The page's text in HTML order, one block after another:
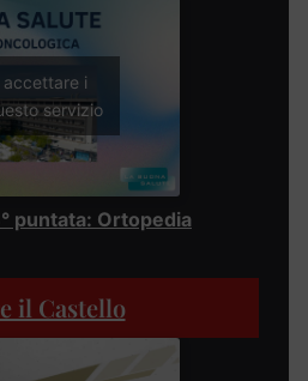
accettare i
servizio
puntata: Ortopedia
il Castello